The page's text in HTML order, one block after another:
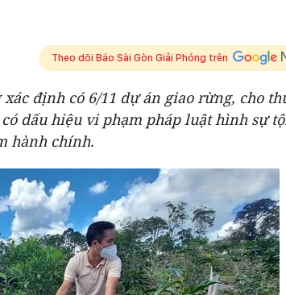
Theo dõi Báo Sài Gòn Giải Phóng trên
định có 6/11 dự án giao rừng, cho
dấu hiệu vi phạm pháp luật hình sự
hành chính.